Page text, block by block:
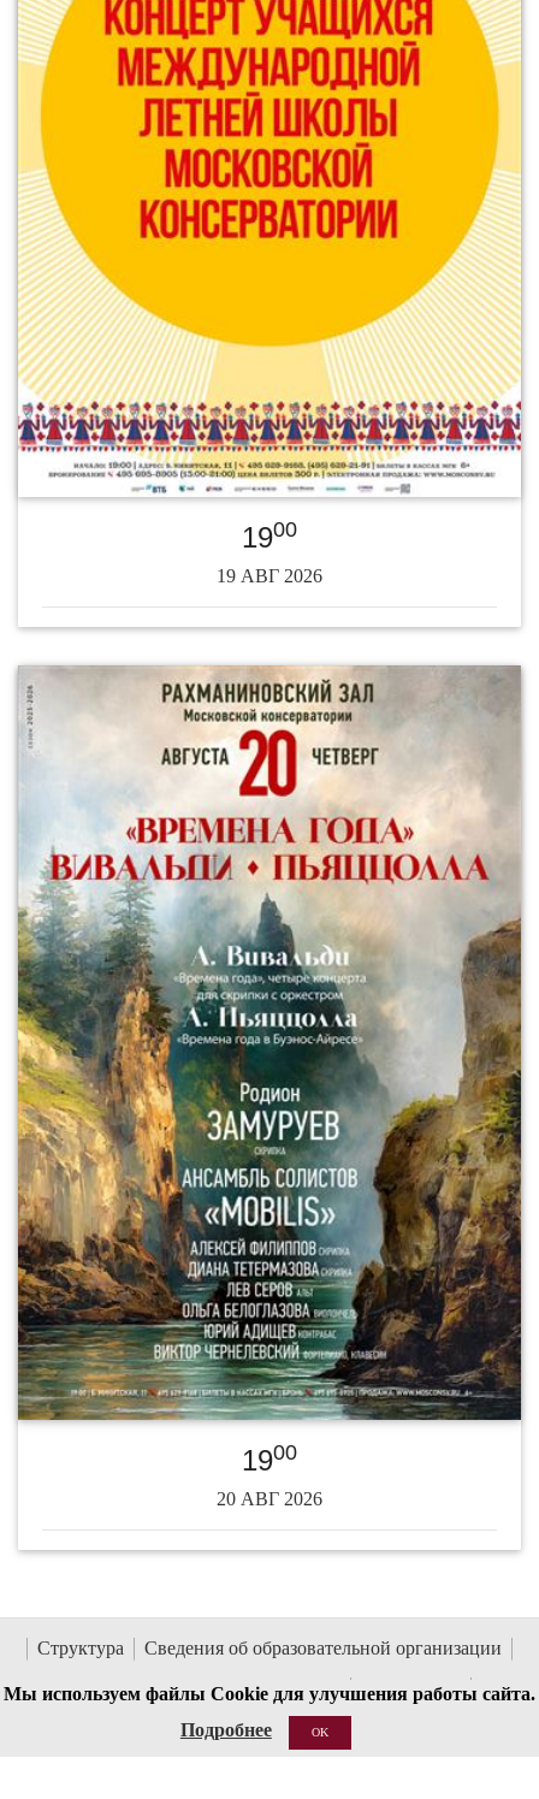
1900
19 АВГ 2026
1900
20 АВГ 2026
Структура
Сведения об образовательной организации
Национальные проекты России
Антитеррор
Пожарная безопасность
Ссылки
Мы используем файлы Cookie для улучшения работы сайта.
Подробнее
OK